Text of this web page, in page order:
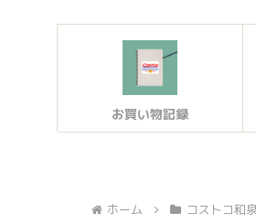
お買い物記録
ホーム コストコ和